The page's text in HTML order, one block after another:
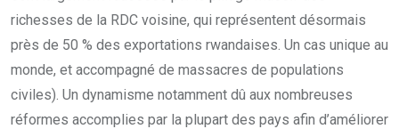
richesses de la RDC voisine, qui représentent désormais
près de 50 % des exportations rwandaises. Un cas unique au
monde, et accompagné de massacres de populations
civiles). Un dynamisme notamment dû aux nombreuses
réformes accomplies par la plupart des pays afin d’améliorer